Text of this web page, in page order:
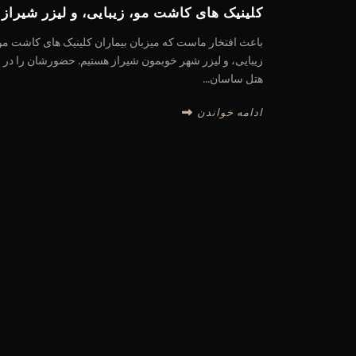
کلینیک های کاشت مو، زیبایی، و لیزر شیراز
باعث افتخار ماست که میزبان بیماران کلینیک های کاشت
زیبایی، و لیزر شهر خوبمون شیراز هستیم. حضورشان را در
هتل ساسان...
ادامه خواندن